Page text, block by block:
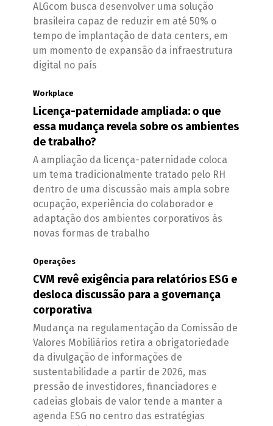
ALGcom busca desenvolver uma solução
brasileira capaz de reduzir em até 50% o
tempo de implantação de data centers, em
um momento de expansão da infraestrutura
digital no país
Workplace
Licença-paternidade ampliada: o que
essa mudança revela sobre os ambientes
de trabalho?
A ampliação da licença-paternidade coloca
um tema tradicionalmente tratado pelo RH
dentro de uma discussão mais ampla sobre
ocupação, experiência do colaborador e
adaptação dos ambientes corporativos às
novas formas de trabalho
Operações
CVM revê exigência para relatórios ESG e
desloca discussão para a governança
corporativa
Mudança na regulamentação da Comissão de
Valores Mobiliários retira a obrigatoriedade
da divulgação de informações de
sustentabilidade a partir de 2026, mas
pressão de investidores, financiadores e
cadeias globais de valor tende a manter a
agenda ESG no centro das estratégias